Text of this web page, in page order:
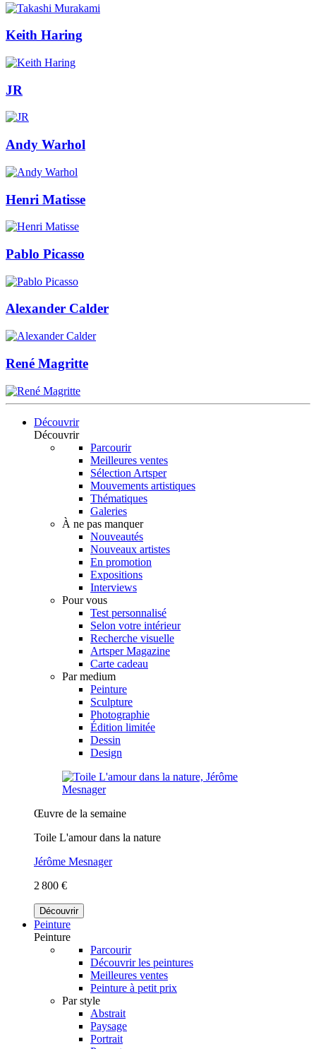
Keith Haring
JR
Andy Warhol
Henri Matisse
Pablo Picasso
Alexander Calder
René Magritte
Découvrir
Découvrir
Parcourir
Meilleures ventes
Sélection Artsper
Mouvements artistiques
Thématiques
Galeries
À ne pas manquer
Nouveautés
Nouveaux artistes
En promotion
Expositions
Interviews
Pour vous
Test personnalisé
Selon votre intérieur
Recherche visuelle
Artsper Magazine
Carte cadeau
Par medium
Peinture
Sculpture
Photographie
Édition limitée
Dessin
Design
Œuvre de la semaine
Toile L'amour dans la nature
Jérôme Mesnager
2 800 €
Découvrir
Peinture
Peinture
Parcourir
Découvrir les peintures
Meilleures ventes
Peinture à petit prix
Par style
Abstrait
Paysage
Portrait